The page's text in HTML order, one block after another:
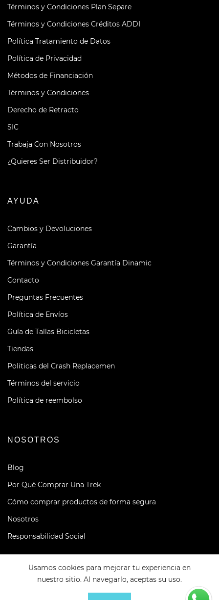
Términos y Condiciones Plan Separe
Términos y Condiciones Créditos ADDI
Política Tratamiento de Datos
Política de Privacidad
Métodos de Financiación
Términos y Condiciones
Derecho de Retracto
SIC
Trabaja Con Nosotros
¿Quieres Ser Distribuidor?
AYUDA
Cambios y Devoluciones
Garantía
Términos y Condiciones Garantía Dinamic
Contacto
Preguntas Frecuentes
Política de Envíos
Guía de Tallas Bicicletas
Tiendas
Politicas del Crash Replacemen
Términos del servicio
Política de reembolso
NOSOTROS
Blog
Por Qué Comprar Una Trek
Cómo comprar productos de forma segura
Nosotros
Responsabilidad Social
Usamos cookies para mejorar tu experiencia en
nuestro sitio. Al navegarlo, aceptas su uso.